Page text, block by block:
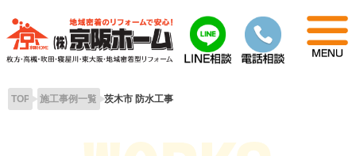
content
TOP 施工事例一覧 茨木市 防水工事